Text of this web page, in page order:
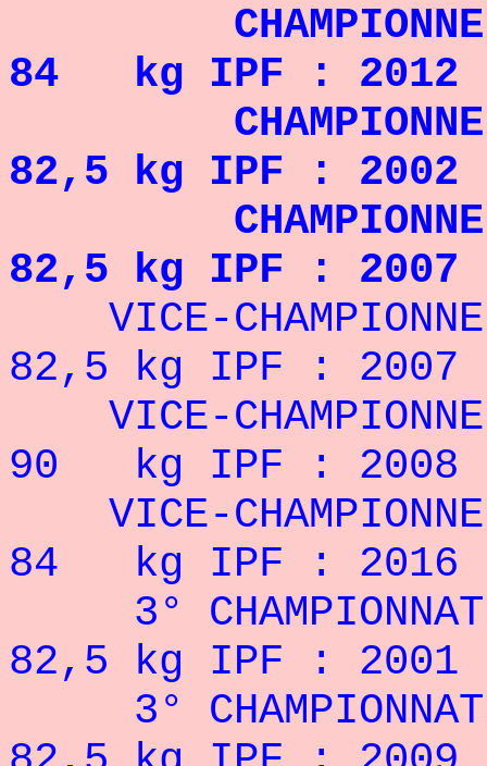
CHAMPIONNE
84 kg IPF : 2012
CHAMPIONNE
82,5 kg IPF : 2002
CHAMPIONNE
82,5 kg IPF : 2007
VICE-
82,5 kg IPF : 2007
VICE-
90 kg IPF : 2008
VICE-
84 kg IPF : 2016
3° CHAMPIONNAT
82,5 kg IPF : 2001
3°